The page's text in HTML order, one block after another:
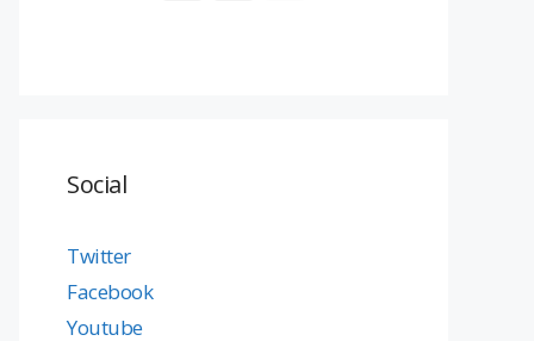
Social
Twitter
Facebook
Youtube